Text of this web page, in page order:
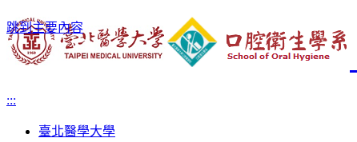
跳到主要內容
:::
臺北醫學大學